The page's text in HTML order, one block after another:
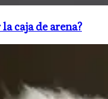
caja de arena?